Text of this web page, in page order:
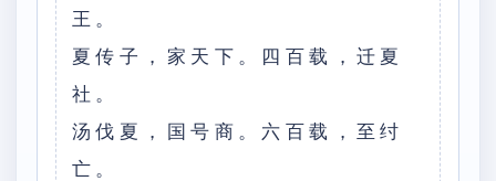
王。
夏传子，家天下。四百载，迁夏
社。
汤伐夏，国号商。六百载，至纣
亡。